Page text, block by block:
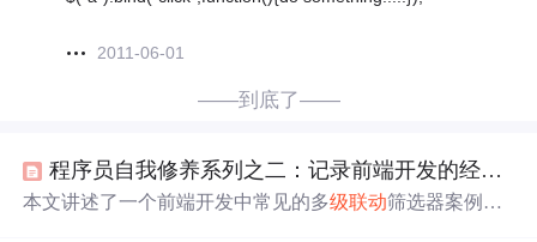
2011-06-01
——到底了——
程序员自我修养系列之二：记录前端开发的经典妥协
本文讲述了一个前端开发中常见的多级联动筛选器案例，